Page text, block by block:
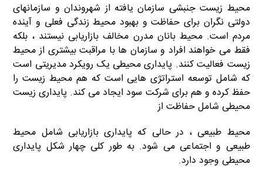
محیط زیست جنبشی سازمان یافته از شهروندان و سازمانهای
دولتی نگران برای حفاظت و بهبود محیط زندگی فعلی و آینده
مردم است. محیط بانان مدرن مخالف بازاریابی نیستند ، بلکه
فقط می خواهند افراد و سازمان ها با مراقبت بیشتری از محیط
زیست فعالیت کنند. پایداری محیطی یک رویکرد مدیریتی است
که شامل توسعه استراتژی هایی است که هم محیط زیست را
حفظ کرده و هم برای شرکت سود ایجاد می کند. پایداری زیست
محیطی شامل حفاظت از
محیط طبیعی ، در حالی که پایداری بازاریابی شامل محیط
طبیعی و اجتماعی می شود. به طور کلی چهار شکل پایداری
محیطی وجود دارد.